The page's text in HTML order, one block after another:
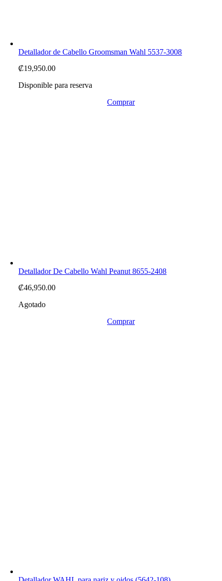
Detallador de Cabello Groomsman Wahl 5537-3008
₡19,950.00
Disponible para reserva
Comprar
Detallador De Cabello Wahl Peanut 8655-2408
₡46,950.00
Agotado
Comprar